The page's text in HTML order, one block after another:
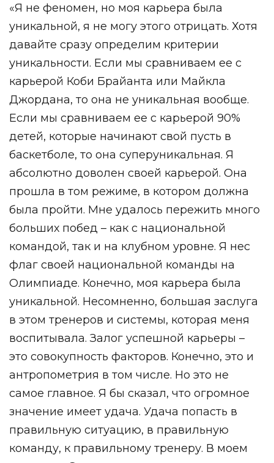
«Я не феномен, но моя карьера была
уникальной, я не могу этого отрицать. Хотя
давайте сразу определим критерии
уникальности. Если мы сравниваем ее с
карьерой Коби Брайанта или Майкла
Джордана, то она не уникальная вообще.
Если мы сравниваем ее с карьерой 90%
детей, которые начинают свой пусть в
баскетболе, то она суперуникальная. Я
абсолютно доволен своей карьерой. Она
прошла в том режиме, в котором должна
была пройти. Мне удалось пережить много
больших побед – как с национальной
командой, так и на клубном уровне. Я нес
флаг своей национальной команды на
Олимпиаде. Конечно, моя карьера была
уникальной. Несомненно, большая заслуга
в этом тренеров и системы, которая меня
воспитывала. Залог успешной карьеры –
это совокупность факторов. Конечно, это и
антропометрия в том числе. Но это не
самое главное. Я бы сказал, что огромное
значение имеет удача. Удача попасть в
правильную ситуацию, в правильную
команду, к правильному тренеру. В моем